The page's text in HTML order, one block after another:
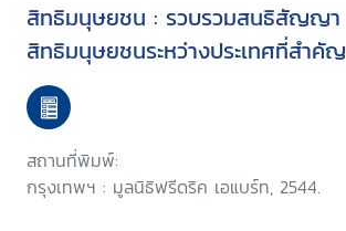
สิทธิมนุษยชน : รวบรวมสนธิสัญญา
สิทธิมนุษยชนระหว่างประเทศที่สำคัญ
สถานที่พิมพ์:
กรุงเทพฯ : มูลนิธิฟรีดริค เอแบร์ท, 2544.